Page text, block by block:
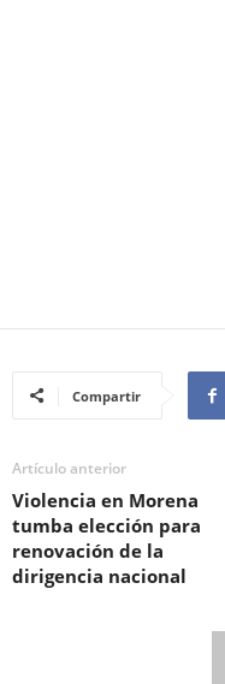
Compartir
Artículo anterior
Violencia en Morena
tumba elección para
renovación de la
dirigencia nacional